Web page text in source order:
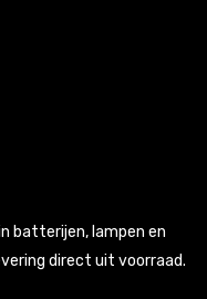
batterijen, lampen en
direct uit voorraad.